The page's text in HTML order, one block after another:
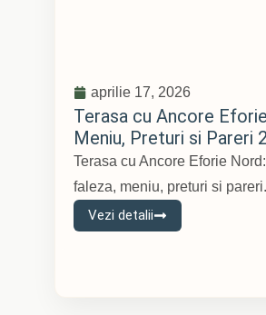
aprilie 17, 2026
Terasa cu Ancore
Meniu, Preturi si Pareri
Terasa cu Ancore Eforie
faleza, meniu, preturi si
Vezi detalii